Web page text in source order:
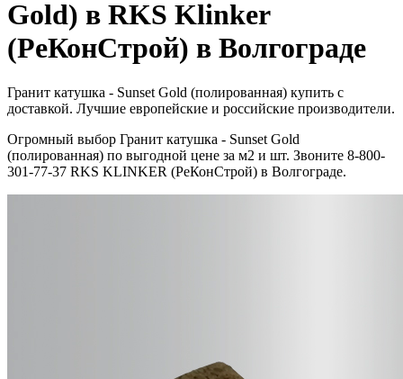
Gold) в RKS Klinker
(РеКонСтрой) в Волгограде
Гранит катушка - Sunset Gold (полированная) купить с
доставкой. Лучшие европейские и российские производители.
Огромный выбор Гранит катушка - Sunset Gold
(полированная) по выгодной цене за м2 и шт. Звоните 8-800-
301-77-37 RKS KLINKER (РеКонСтрой) в Волгограде.